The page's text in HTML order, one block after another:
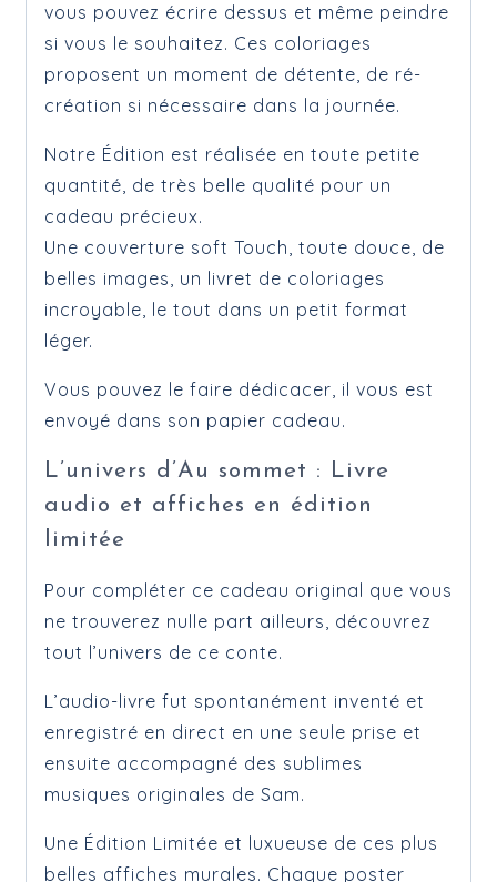
vous pouvez écrire dessus et même peindre
si vous le souhaitez. Ces coloriages
proposent un moment de détente, de ré-
création si nécessaire dans la journée.
Notre Édition est réalisée en toute petite
quantité, de très belle qualité pour un
cadeau précieux.
Une couverture soft Touch, toute douce, de
belles images, un livret de coloriages
incroyable, le tout dans un petit format
léger.
Vous pouvez le faire dédicacer, il vous est
envoyé dans son papier cadeau.
L’univers d’Au sommet : Livre
audio et affiches en édition
limitée
Pour compléter ce cadeau original que vous
ne trouverez nulle part ailleurs, découvrez
tout l’univers de ce conte.
L’audio-livre fut spontanément inventé et
enregistré en direct en une seule prise et
ensuite accompagné des sublimes
musiques originales de Sam.
Une Édition Limitée et luxueuse de ces plus
belles affiches murales. Chaque poster